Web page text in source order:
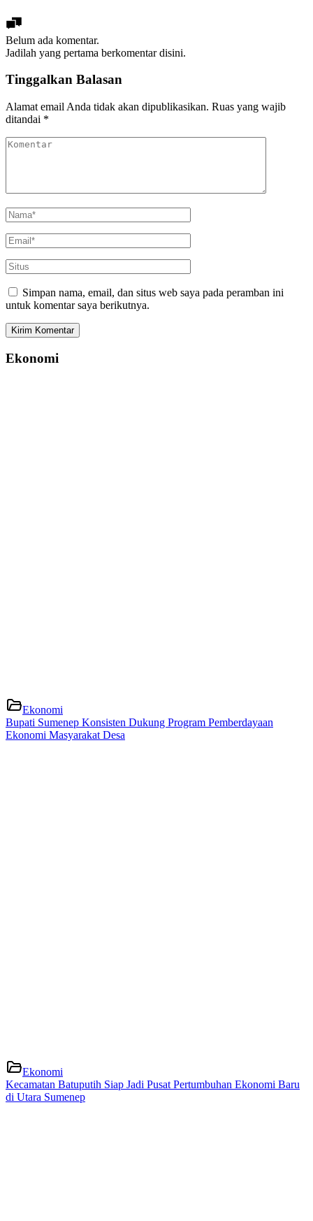
Belum ada komentar.
Jadilah yang pertama berkomentar disini.
Tinggalkan Balasan
Alamat email Anda tidak akan dipublikasikan. Ruas yang wajib
ditandai *
Simpan nama, email, dan situs web saya pada peramban ini
untuk komentar saya berikutnya.
Ekonomi
Ekonomi
Bupati Sumenep Konsisten Dukung Program Pemberdayaan
Ekonomi Masyarakat Desa
Ekonomi
Kecamatan Batuputih Siap Jadi Pusat Pertumbuhan Ekonomi Baru
di Utara Sumenep